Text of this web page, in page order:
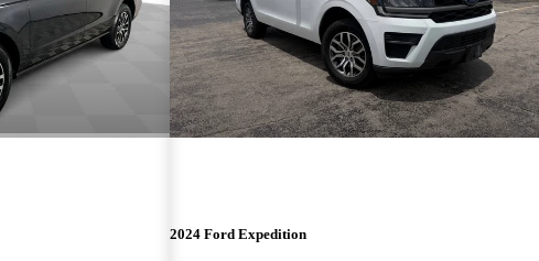
2024 Ford Expedition